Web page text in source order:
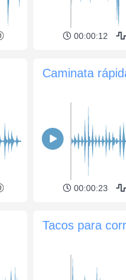
00:00:12
Caminata
00:00:23
Tacos para